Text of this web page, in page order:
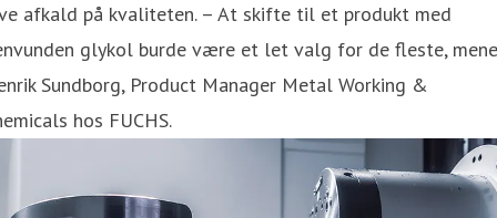
afkald på kvaliteten. – At skifte til et produkt med
glykol burde være et let valg for de fleste,
Sundborg, Product Manager Metal Working &
hos FUCHS.